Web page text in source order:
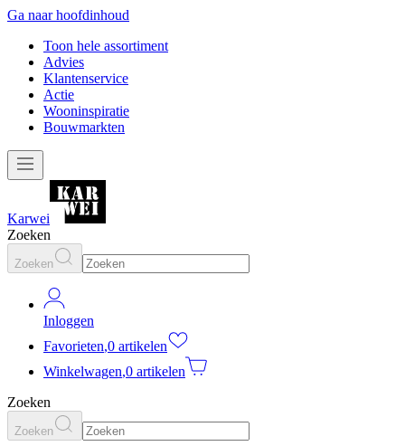
Ga naar hoofdinhoud
Toon hele assortiment
Advies
Klantenservice
Actie
Wooninspiratie
Bouwmarkten
Karwei
Zoeken
Zoeken
Inloggen
Favorieten,0 artikelen
Winkelwagen,0 artikelen
Zoeken
Zoeken